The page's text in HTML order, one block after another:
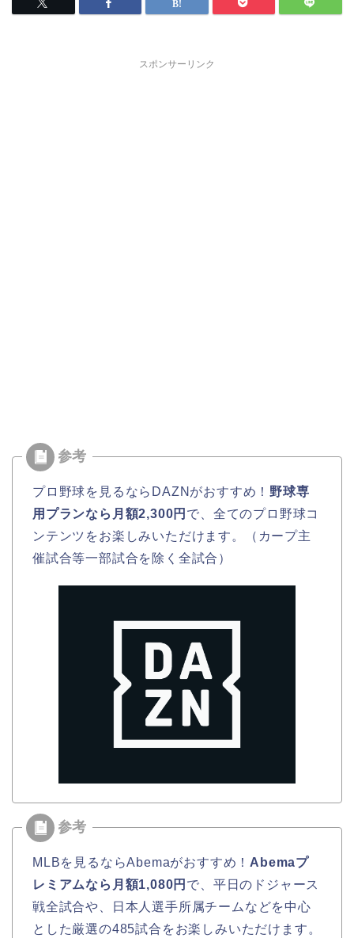
スポンサーリンク
プロ野球を見るならDAZNがおすすめ！ 野球専
用プランなら月額2,300円 で、全てのプロ野球コ
ンテンツをお楽しみいただけます。（カープ主
催試合等一部試合を除く全試合）
MLBを見るならAbemaがおすすめ！ Abemaプ
レミアムなら月額1,080円 で、平日のドジャース
戦全試合や、日本人選手所属チームなどを中心
とした厳選の485試合をお楽しみいただけます。